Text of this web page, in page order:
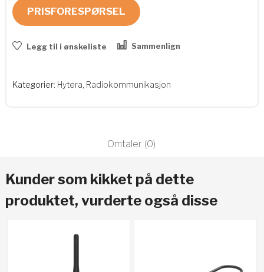
PRISFORESPØRSEL
Legg til i ønskeliste Sammenlign
Kategorier: Hytera, Radiokommunikasjon
Omtaler (0)
Kunder som kikket på dette
produktet, vurderte også disse